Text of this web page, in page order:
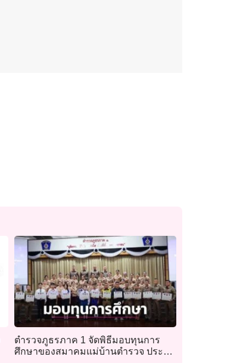
ตำรวจภูธรภาค 1 จัดพิธีมอบทุนการ
ศึกษาของสมาคมแม่บ้านตำรวจ ประจำ